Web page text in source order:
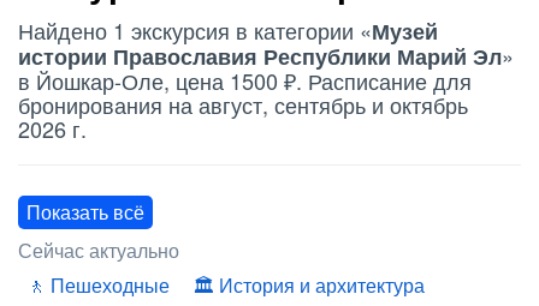
Найдено 1 экскурсия в категории «Музей
истории Православия Республики Марий Эл»
в Йошкар-Оле, цена 1500 ₽. Расписание для
бронирования на август, сентябрь и октябрь
2026 г.
Показать всё
Сейчас актуально
Пешеходные
История и архитектура